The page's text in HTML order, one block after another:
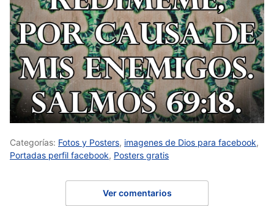
Categorías: Fotos y Posters, imagenes de Dios para facebook,
Portadas perfil facebook, Posters gratis
Ver comentarios